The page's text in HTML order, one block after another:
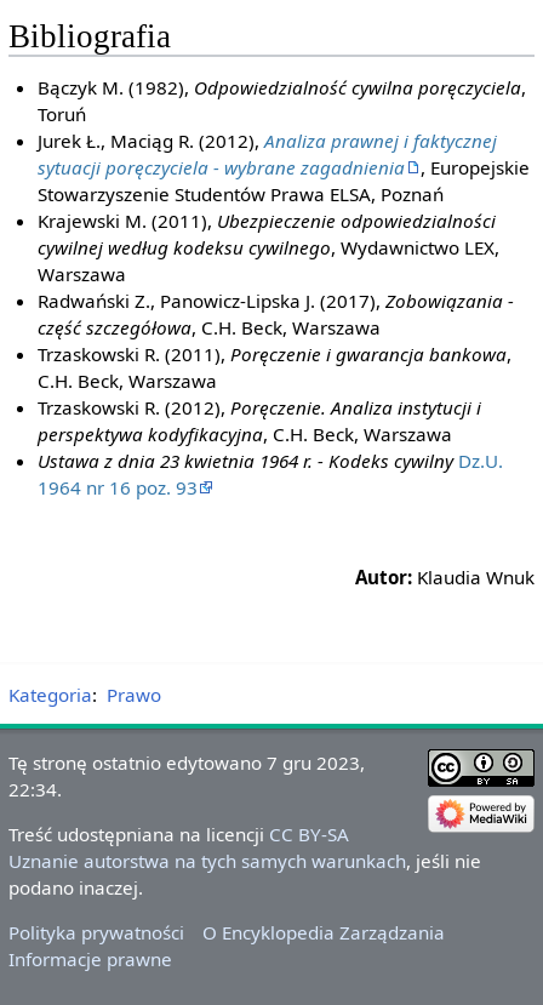
Bibliografia
Bączyk M. (1982), Odpowiedzialność cywilna poręczyciela,
Toruń
Jurek Ł., Maciąg R. (2012),Analiza prawnej i faktycznej
sytuacji poręczyciela - wybrane zagadnienia
, Europejskie
Stowarzyszenie Studentów Prawa ELSA, Poznań
Krajewski M. (2011), Ubezpieczenie odpowiedzialności
cywilnej według kodeksu cywilnego, Wydawnictwo LEX,
Warszawa
Radwański Z., Panowicz-Lipska J. (2017),Zobowiązania -
część szczegółowa, C.H. Beck, Warszawa
Trzaskowski R. (2011), Poręczenie i gwarancja bankowa,
C.H. Beck, Warszawa
Trzaskowski R. (2012), Poręczenie. Analiza instytucji i
perspektywa kodyfikacyjna, C.H. Beck, Warszawa
Ustawa z dnia 23 kwietnia 1964 r. - Kodeks cywilny Dz.U.
1964 nr 16 poz. 93
Autor: Klaudia Wnuk
Kategoria: Prawo
Tę stronę ostatnio edytowano 7 gru 2023,
22:34.
Treść udostępniana na licencji CC BY-SA
Uznanie autorstwa na tych samych warunkach, jeśli nie
podano inaczej.
Polityka prywatności
O Encyklopedia Zarządzania
Informacje prawne